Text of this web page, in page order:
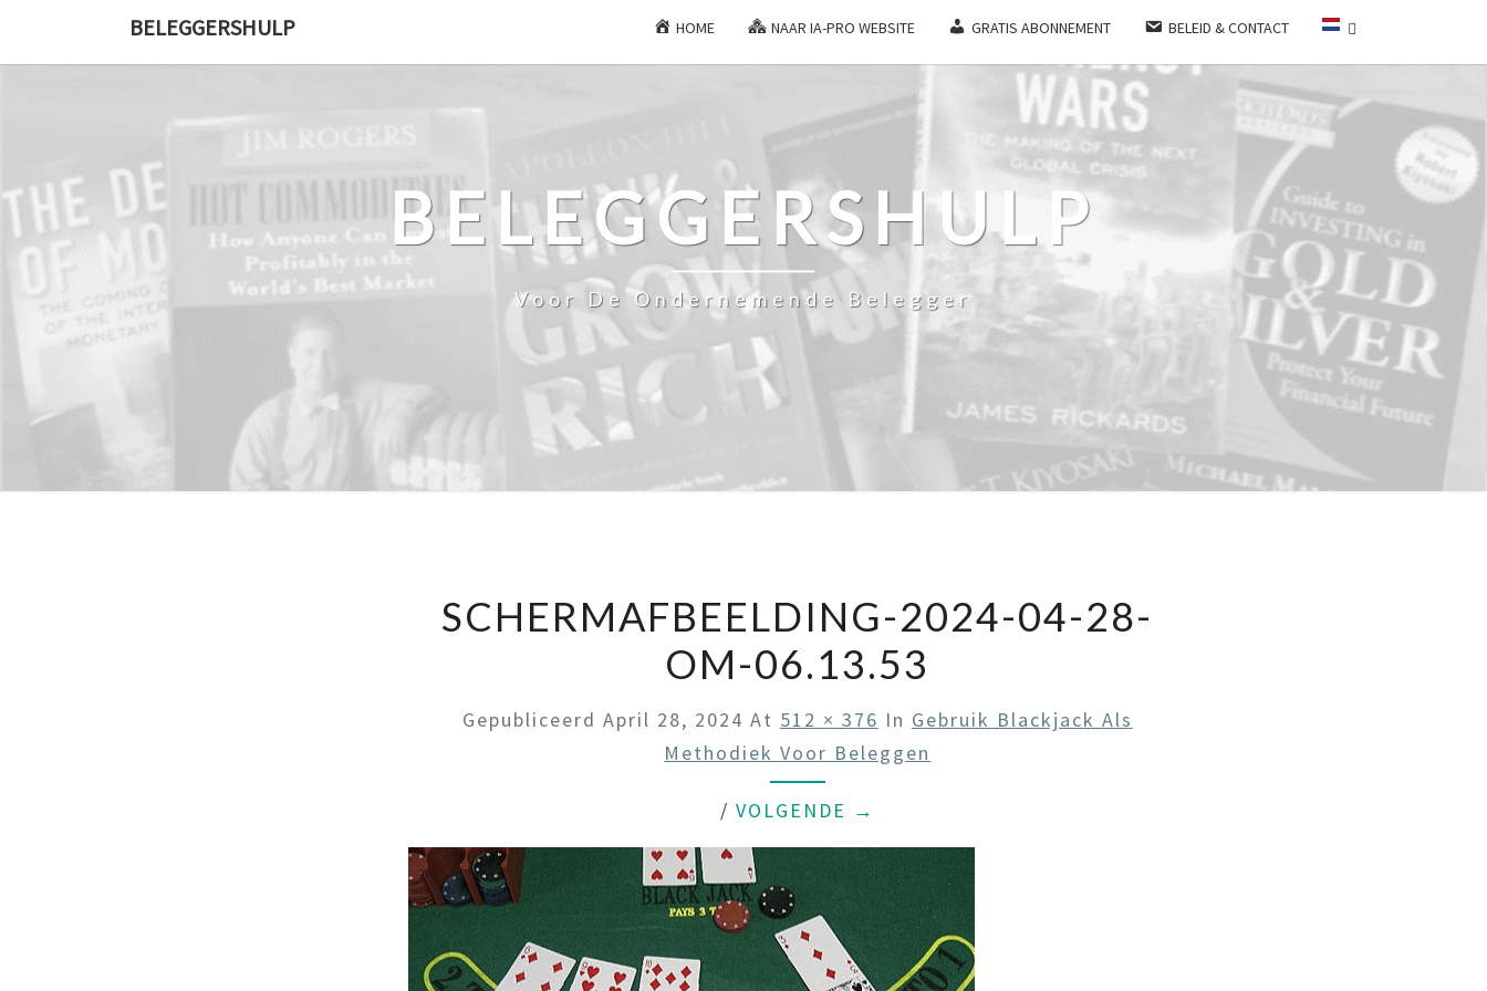
BELEGGERSHULP HOME NAAR IA-PRO WEBSITE GRATIS ABONNEMENT BELEID & CONTACT
BELEGGERSHULP
Voor De Ondernemende Belegger
SCHERMAFBEELDING-2024-04-28-
OM-06.13.53
Gepubliceerd April 28, 2024 At 512 × 376 In Gebruik Blackjack Als
Methodiek Voor Beleggen
/ VOLGENDE →